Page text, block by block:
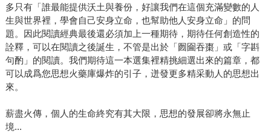
多只有「誰最能提供沃土與養份，好讓我們在這個充滿變數的人
生與世界裡，學會自己安身立命，也幫助他人安身立命」的問
題。因此閱讀經典最後還必須加上一種期待，期待任何創造性的
詮釋，可以在閱讀之後誕生，不管是出於「囫圇吞棗」或「字斟
句酌」的閱讀。我們期待這一本選集裡精挑細選出來的篇章，都
可以成爲您思想火藥庫爆炸的引子，迸發更多精采動人的思想出
來。
薪盡火傳，個人的生命終究有其大限，思想的發展卻將永無止
境...